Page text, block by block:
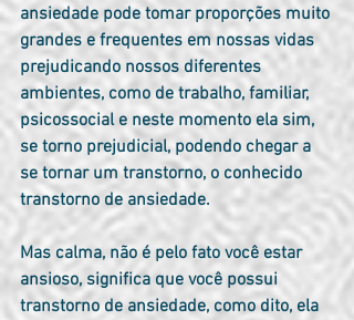
ansiedade pode tomar proporções muito
grandes e frequentes em nossas vidas
prejudicando nossos diferentes
ambientes, como de trabalho, familiar,
psicossocial e neste momento ela sim,
se torno prejudicial, podendo chegar a
se tornar um transtorno, o conhecido
transtorno de ansiedade.
Mas calma, não é pelo fato você estar
ansioso, significa que você possui
transtorno de ansiedade, como dito, ela